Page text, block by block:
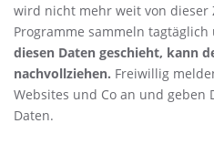
wird nicht mehr weit von dieser
Programme sammeln tagtäglich
diesen Daten geschieht, kann
nachvollziehen. Freiwillig
Websites und Co an und
Daten.